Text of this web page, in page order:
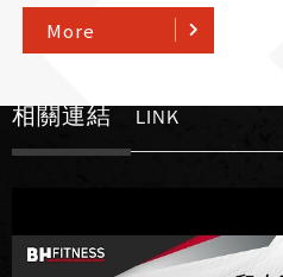
More
相關連結 LINK